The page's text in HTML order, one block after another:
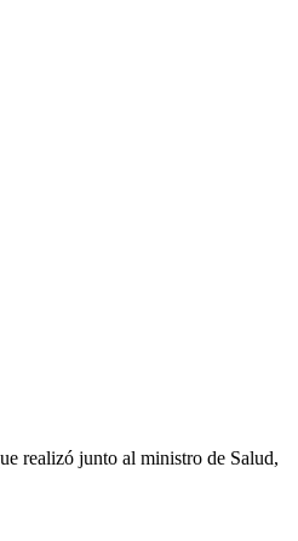
realizó junto al ministro de Salud,